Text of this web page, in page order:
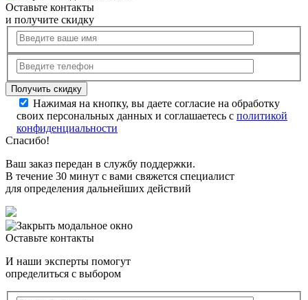
Оставьте контакты
и получите скидку
Нажимая на кнопку, вы даете согласие на обработку
своих персональных данных и соглашаетесь с политикой
конфиденциальности
Спасибо!
Ваш заказ передан в службу поддержки.
В течение 30 минут с вами свяжется специалист
для определения дальнейших действий
Оставьте контакты
И наши эксперты помогут
определиться с выбором